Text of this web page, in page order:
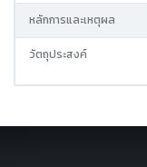
หลักการและเหตุผล
วัตถุประสงค์